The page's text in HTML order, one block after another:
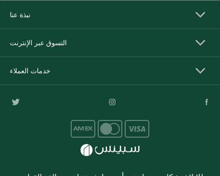
نبذة عنا
التسوق عبر الإنترنت
خدمات العملاء